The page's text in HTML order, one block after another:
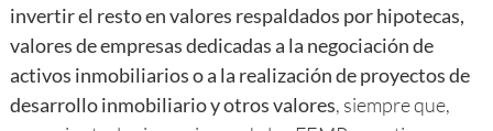
invertir el resto en valores respaldados por hipotecas,
valores de empresas dedicadas a la negociación de
activos inmobiliarios o a la realización de proyectos de
desarrollo inmobiliario y otros valores, siempre que,